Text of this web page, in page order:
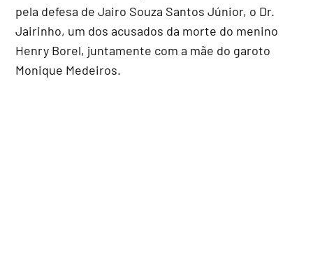
pela defesa de Jairo Souza Santos Júnior, o Dr.
Jairinho, um dos acusados da morte do menino
Henry Borel, juntamente com a mãe do garoto
Monique Medeiros.